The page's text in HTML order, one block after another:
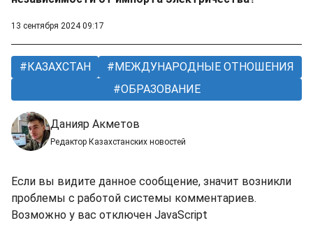
13 сентября 2024 09:17
КАЗАХСТАН
МЕЖДУНАРОДНЫЕ ОТНОШЕНИЯ
ОБРАЗОВАНИЕ
Данияр Акметов
Редактор Казахстанских новостей
Если вы видите данное сообщение, значит возникли
проблемы с работой системы комментариев.
Возможно у вас отключен JavaScript